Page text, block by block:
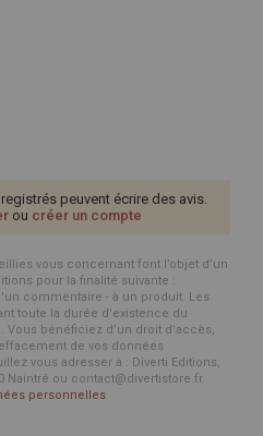
peuvent écrire des avis.
ou créer un compte
vous concernant font l’objet d’un
pour la finalité suivante :
commentaire - à un produit. Les
toute la durée d'existence du
bénéficiez d’un droit d’accès,
de vos données
vous adresser à : Diverti Editions,
Naintré ou contact@divertistore.fr.
personnelles